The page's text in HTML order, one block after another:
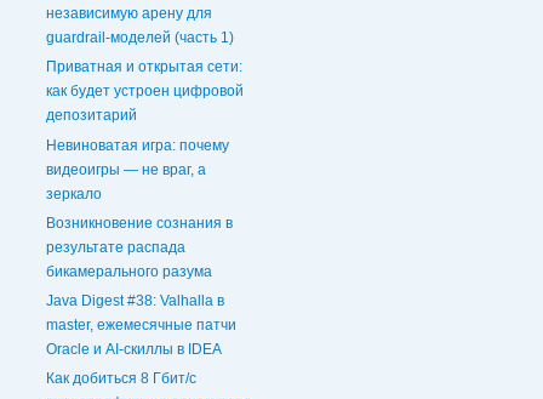
независимую арену для
guardrail-моделей (часть 1)
Приватная и открытая сети:
как будет устроен цифровой
депозитарий
Невиноватая игра: почему
видеоигры — не враг, а
зеркало
Возникновение сознания в
результате распада
бикамерального разума
Java Digest #38: Valhalla в
master, ежемесячные патчи
Oracle и AI-скиллы в IDEA
Как добиться 8 Гбит/с